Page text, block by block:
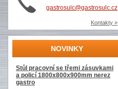
gastrosulc@gastrosulc.cz
Kontakty »
NOVINKY
Stůl pracovní se třemi zásuvkami
a policí 1800x800x900mm nerez
gastro